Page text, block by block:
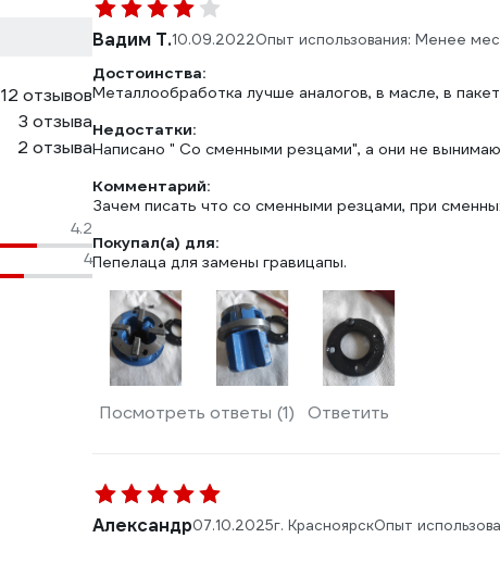
12 отзывов
3 отзыва
2 отзыва
4.2
4
Вадим Т.10.09.2022Опыт использования: Менее
Достоинства:
Металлообработка лучше аналогов, в масле, в
Недостатки:
Написано " Со сменными резцами", а они не
Комментарий:
Зачем писать что со сменными резцами, при
Покупал(а) для:
Пепелаца для замены гравицапы.
Посмотреть ответы (1) Ответить
Александр07.10.2025г. КрасноярскОпыт